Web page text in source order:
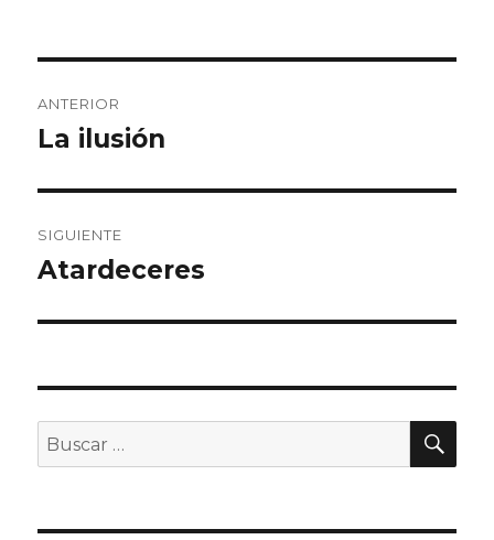
de
ANTERIOR
Entrada
La ilusión
SIGUIENTE
Entrada
Atardeceres
Buscar
por: